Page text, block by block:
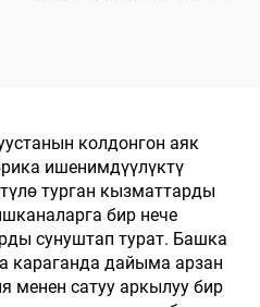
мейманхана жана
авиакомпаниялар үчүн
жеке логотип менен
колдонгон аяк
ишенимдүүлүктү
турган кызматтарды
бир нече
сунуштап турат. Башка
караганда дайыма арзан
менен сатуу аркылуу бир